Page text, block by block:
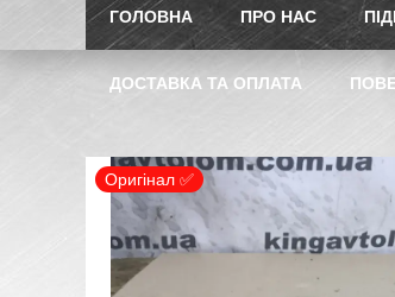
ГОЛОВНА ПРО НАС
ДОСТАВКА ТА ОПЛАТА
Оригінал ✅